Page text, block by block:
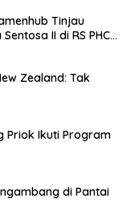
Tinjau
II di RS PHC
Zealand: Tak
Priok Ikuti Program
di Pantai